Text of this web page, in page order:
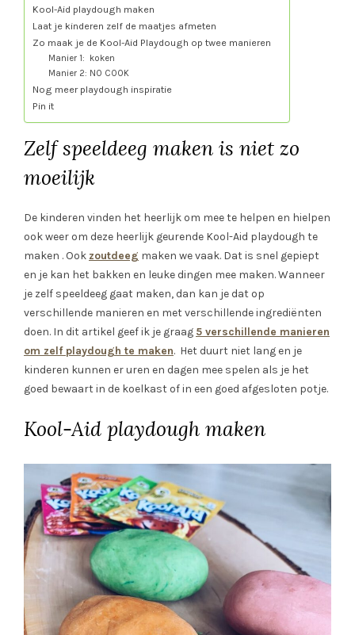
Kool-Aid playdough maken
Laat je kinderen zelf de maatjes afmeten
Zo maak je de Kool-Aid Playdough op twee manieren
Manier 1: koken
Manier 2: NO COOK
Nog meer playdough inspiratie
Pin it
Zelf speeldeeg maken is niet zo
moeilijk
De kinderen vinden het heerlijk om mee te helpen en hielpen
ook weer om deze heerlijk geurende Kool-Aid playdough te
maken . Ook zoutdeeg maken we vaak. Dat is snel gepiept
en je kan het bakken en leuke dingen mee maken. Wanneer
je zelf speeldeeg gaat maken, dan kan je dat op
verschillende manieren en met verschillende ingrediënten
doen. In dit artikel geef ik je graag 5 verschillende manieren
om zelf playdough te maken. Het duurt niet lang en je
kinderen kunnen er uren en dagen mee spelen als je het
goed bewaart in de koelkast of in een goed afgesloten potje.
Kool-Aid playdough maken